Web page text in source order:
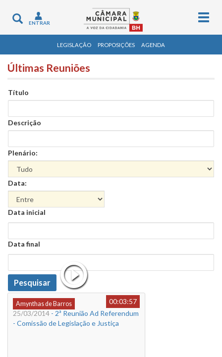
Toggle
navigation
ENTRAR
LEGISLAÇÃO PROPOSIÇÕES AGENDA
Últimas Reuniões
Título
Descrição
Plenário:
Data:
Data
Data inicial
Data
Data final
Data
Pesquisar
Amynthas de Barros
00:03:57
25/03/2014 - 2ª Reunião Ad Referendum
- Comissão de Legislação e Justiça